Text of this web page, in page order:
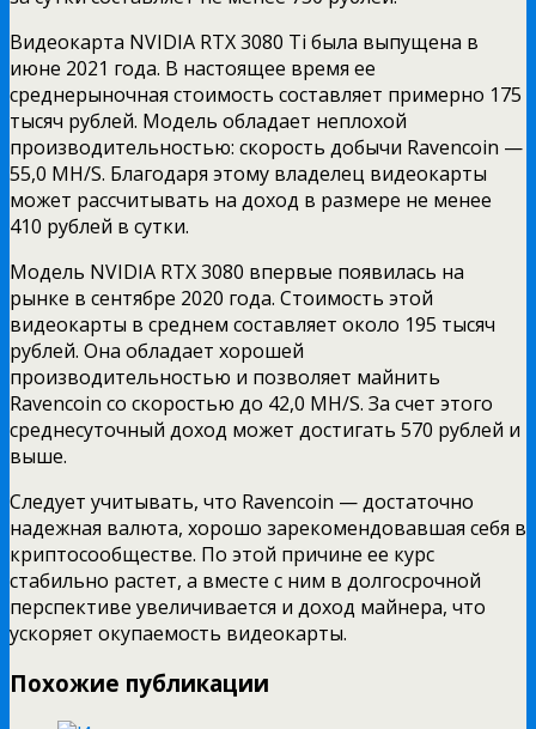
Видеокарта NVIDIA RTX 3080 Ti была выпущена в
июне 2021 года. В настоящее время ее
среднерыночная стоимость составляет примерно 175
тысяч рублей. Модель обладает неплохой
производительностью: скорость добычи Ravencoin —
55,0 MH/S. Благодаря этому владелец видеокарты
может рассчитывать на доход в размере не менее
410 рублей в сутки.
Модель NVIDIA RTX 3080 впервые появилась на
рынке в сентябре 2020 года. Стоимость этой
видеокарты в среднем составляет около 195 тысяч
рублей. Она обладает хорошей
производительностью и позволяет майнить
Ravencoin со скоростью до 42,0 MH/S. За счет этого
среднесуточный доход может достигать 570 рублей и
выше.
Следует учитывать, что Ravencoin — достаточно
надежная валюта, хорошо зарекомендовавшая себя в
криптосообществе. По этой причине ее курс
стабильно растет, а вместе с ним в долгосрочной
перспективе увеличивается и доход майнера, что
ускоряет окупаемость видеокарты.
Похожие публикации